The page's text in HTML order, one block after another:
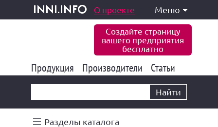
inni.info
и услуги О проекте Меню
Создайте страницу
вашего предприятия
бесплатно
Продукция 177 830
Производители 6 769
Статьи
Найти
Разделы каталога